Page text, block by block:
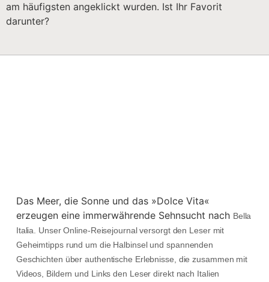
am häufigsten angeklickt wurden. Ist Ihr Favorit
darunter?
Das Meer, die Sonne und das »Dolce Vita«
erzeugen eine immerwährende Sehnsucht nach Bella
Italia. Unser Online-Reisejournal versorgt den Leser mit
Geheimtipps rund um die Halbinsel und spannenden
Geschichten über authentische Erlebnisse, die zusammen mit
Videos, Bildern und Links den Leser direkt nach Italien